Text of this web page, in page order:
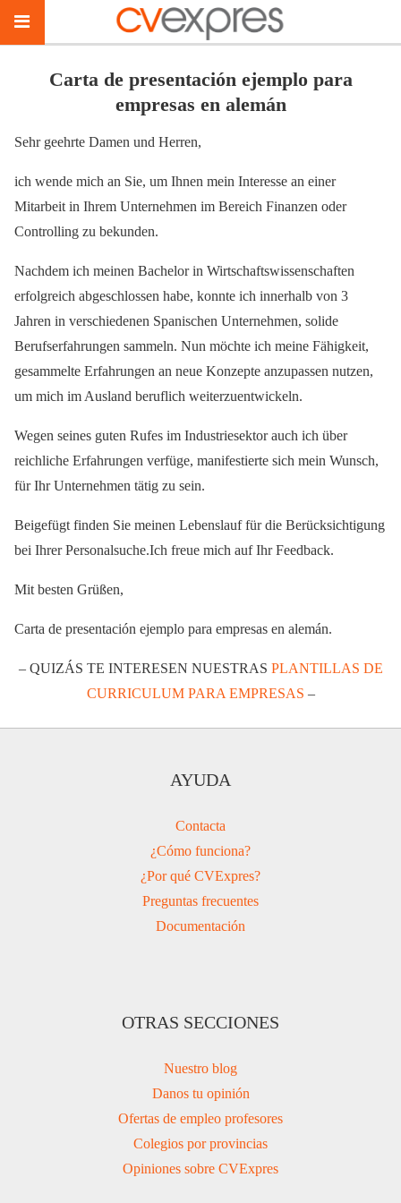
Carta de presentación ejemplo para
empresas en alemán
Sehr geehrte Damen und Herren,
ich wende mich an Sie, um Ihnen mein Interesse an einer
Mitarbeit in Ihrem Unternehmen im Bereich Finanzen oder
Controlling zu bekunden.
Nachdem ich meinen Bachelor in Wirtschaftswissenschaften
erfolgreich abgeschlossen habe, konnte ich innerhalb von 3
Jahren in verschiedenen Spanischen Unternehmen, solide
Berufserfahrungen sammeln. Nun möchte ich meine Fähigkeit,
gesammelte Erfahrungen an neue Konzepte anzupassen nutzen,
um mich im Ausland beruflich weiterzuentwickeln.
Wegen seines guten Rufes im Industriesektor auch ich über
reichliche Erfahrungen verfüge, manifestierte sich mein Wunsch,
für Ihr Unternehmen tätig zu sein.
Beigefügt finden Sie meinen Lebenslauf für die Berücksichtigung
bei Ihrer Personalsuche.Ich freue mich auf Ihr Feedback.
Mit besten Grüßen,
Carta de presentación ejemplo para empresas en alemán.
– QUIZÁS TE INTERESEN NUESTRAS PLANTILLAS DE
CURRICULUM PARA EMPRESAS –
AYUDA
Contacta
¿Cómo funciona?
¿Por qué CVExpres?
Preguntas frecuentes
Documentación
OTRAS SECCIONES
Nuestro blog
Danos tu opinión
Ofertas de empleo profesores
Colegios por provincias
Opiniones sobre CVExpres